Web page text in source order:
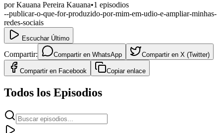
porKauana Pereira Kauana•1 episodios
--publicar-o-que-for-produzido-por-mim-em-udio-e-ampliar-minhas-
redes-sociais
Escuchar Último
Compartir: Compartir en WhatsApp Compartir en X (Twitter)
Compartir en Facebook Copiar enlace
Todos los Episodios